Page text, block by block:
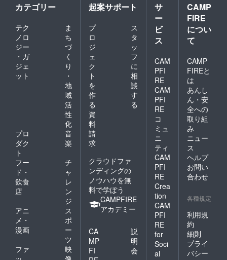
カテゴリー
テク
ノロ
ジー
・ガ
ジェ
ット
ま
ち
づ
く
り
・
地
域
活
性
化
プロ
ダク
ト
音
楽
フー
ド・
飲食
店
チ
ャ
レ
ン
ジ
アニ
メ・
漫画
ス
ポ
ー
ツ
ファ
映
起案サポート
プ
ロ
ジ
ェ
ク
ト
を
作
る
ス
タ
ッ
フ
に
相
談
す
る
資
料
請
求
クラウドファ
ンディングの
ノウハウを無
料で学ぼう
CAMPFIRE
アカデミー
CA
MP
FI
説
明
会
サ
ー
ビ
ス
CAM
PFI
RE
CAM
PFI
RE
コ
ミュ
ニ
ティ
CAM
PFI
RE
Crea
tion
CAM
PFI
RE
for
Soci
al
CAMP
FIRE
につい
て
CAMP
FIREと
は
あんし
ん・安
全への
取り組
み
ニュー
ス
ヘルプ
お問い
合わせ
各種規定
利用規
約
細則
プライ
バシー